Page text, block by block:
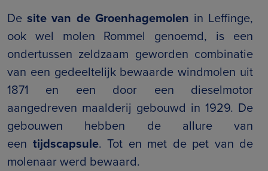
Desite van de Groenhagemolen in Leffinge,
ook wel molen Rommel genoemd, is een
ondertussen zeldzaam geworden combinatie
van een gedeeltelijk bewaarde windmolen uit
1871 en een door een dieselmotor
aangedreven maalderij gebouwd in 1929. De
gebouwen hebben de allure van
een tijdscapsule. Tot en met de pet van de
molenaar werd bewaard.